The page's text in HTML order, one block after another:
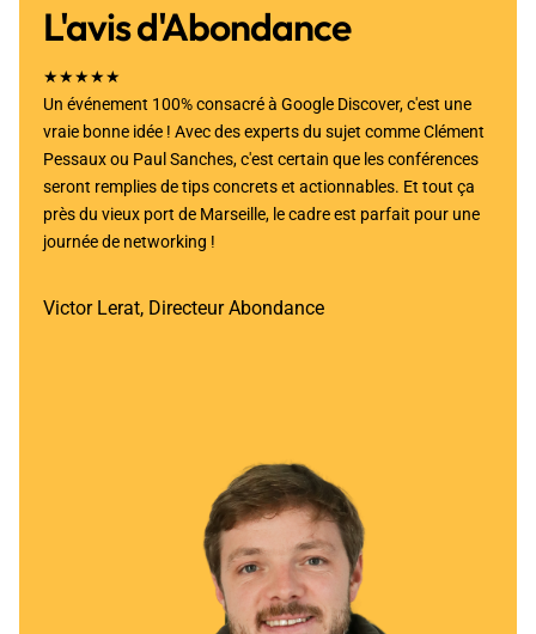
L'avis d'Abondance
★★★★★
Un événement 100% consacré à Google Discover, c'est une
vraie bonne idée ! Avec des experts du sujet comme Clément
Pessaux ou Paul Sanches, c'est certain que les conférences
seront remplies de tips concrets et actionnables. Et tout ça
près du vieux port de Marseille, le cadre est parfait pour une
journée de networking !
Victor Lerat, Directeur Abondance